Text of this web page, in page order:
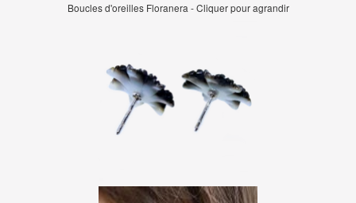
Boucles d'oreilles Floranera - Cliquer pour agrandir